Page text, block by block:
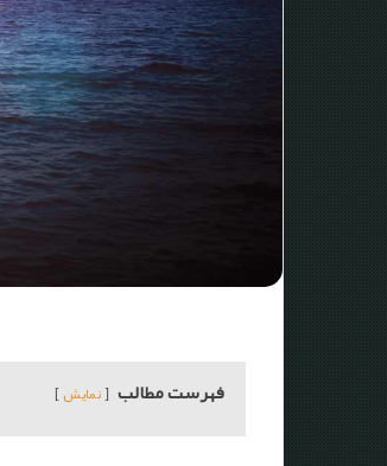
فهرست مطالب نمایش